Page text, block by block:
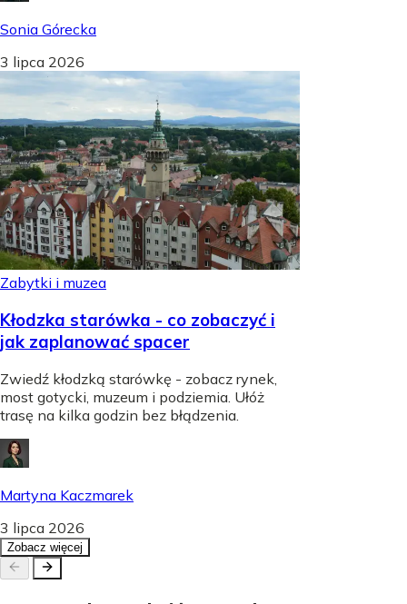
Sonia Górecka
3 lipca 2026
Zabytki i muzea
Kłodzka starówka - co zobaczyć i
jak zaplanować spacer
Zwiedź kłodzką starówkę - zobacz rynek,
most gotycki, muzeum i podziemia. Ułóż
trasę na kilka godzin bez błądzenia.
Martyna Kaczmarek
3 lipca 2026
Zobacz więcej